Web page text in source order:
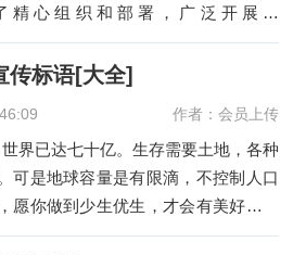
精心组织和部署，广泛开展了
传标语[大全]
作者：会员上传
界已达七十亿。生存需要土地，各种
可是地球容量是有限滴，不控制人口
愿你做到少生优生，才会有美好生活